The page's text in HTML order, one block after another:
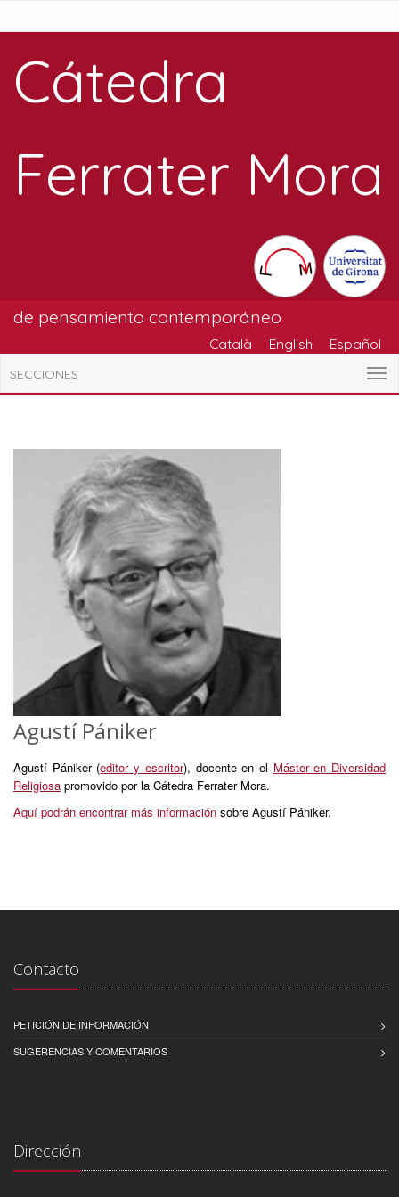
Cátedra
Ferrater Mora
de pensamiento contemporáneo
Català English Español
SECCIONES
Agustí Pániker
Agustí Pániker (editor y escritor), docente en el Máster en Diversidad
Religiosa promovido por la Cátedra Ferrater Mora.
Aquí podrán encontrar más información sobre Agustí Pániker.
Contacto
PETICIÓN DE INFORMACIÓN
SUGERENCIAS Y COMENTARIOS
Dirección